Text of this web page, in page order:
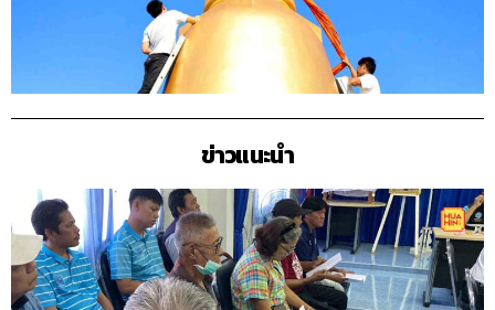
ข่าวแนะนำ